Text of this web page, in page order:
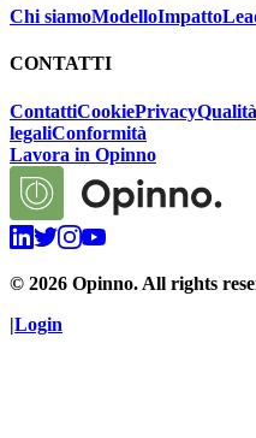
Chi siamoModelloImpatto
CONTATTI
ContattiCookiePrivacy
legaliConformità
Lavora in Opinno
© 2026 Opinno. All rights
|Login